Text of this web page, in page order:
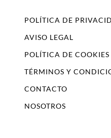
POLÍTICA DE
AVISO LEGAL
POLÍTICA DE COOKIES
TÉRMINOS Y
CONTACTO
NOSOTROS